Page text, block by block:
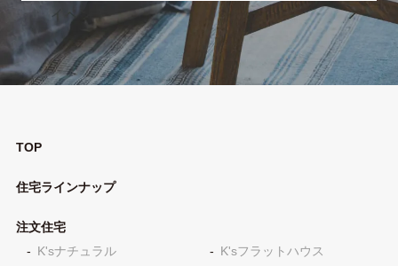
TOP
住宅ラインナップ
注文住宅
K'sナチュラル
K'sフラットハウス